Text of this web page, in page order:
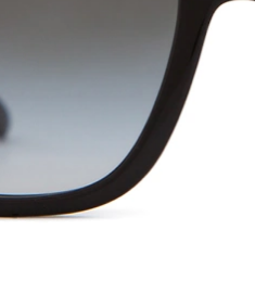
Lățimea lentilei
Lățimea